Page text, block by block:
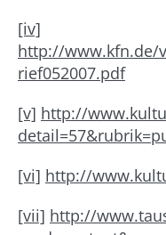
[iv]
http://www.kfn.de/
rief052007.pdf
[v] http://
[vi] http://
[vii] http://